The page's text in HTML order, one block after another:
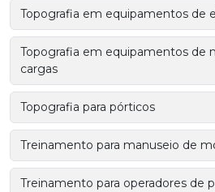
Topografia em equipamentos de
Topografia em equipamentos de
cargas
Topografia para pórticos
Treinamento para manuseio de
Treinamento para operadores de